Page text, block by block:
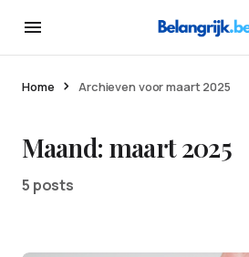
Home Archieven voor maart 2025
Maand: maart 2025
5 posts